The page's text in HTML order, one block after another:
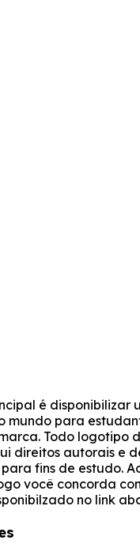
é disponibilizar
mundo para
Todo logotipo
direitos autorais e
fins de estudo.
você concorda
no link